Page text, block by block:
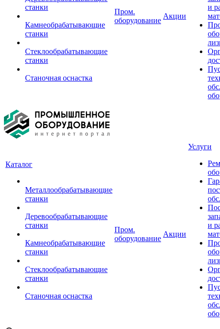
станки
Камнеобрабатывающие
станки
Стеклообрабатывающие
станки
Станочная оснастка
Пром.
оборудование
Акции
и
Каталог
Металлообрабатывающие
станки
Деревообрабатывающие
станки
Камнеобрабатывающие
станки
Стеклообрабатывающие
станки
Станочная оснастка
Пром.
оборудование
Акции
Услуги
и